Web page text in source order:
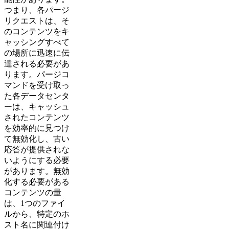
つまり、各パージ
リクエストは、そ
のコンテンツをキ
ャッシングすべて
の場所に迅速に伝
達される必要があ
ります。パージコ
マンドを受け取っ
た各データセンタ
ーは、キャッシュ
されたコンテンツ
を効率的に見つけ
て無効化し、古い
応答が提供されな
いようにする必要
があります。無効
化する必要がある
コンテンツの量
は、1つのファイ
ルから、特定のホ
スト名に関連付け